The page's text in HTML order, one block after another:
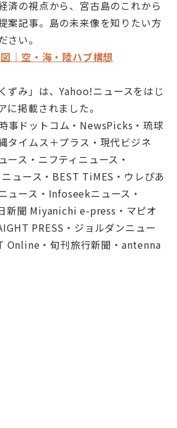
済の視点から、宮古島のこれから
案記事。島の未来像を知りたい方
さい。
｜空・海・陸ハブ構想
ずみ」は、Yahoo!ニュースをはじ
に掲載されました。
事ドットコム・NewsPicks・琉球
タイムス＋プラス・現代ビジネ
ース・ニフティニュース・
ュース・BEST TiMES・ウレぴあ
ュース・Infoseekニュース・
新聞 Miyanichi e-press・マピオ
PRESS・ジョルダンニュー
Online・旬刊旅行新聞・antenna